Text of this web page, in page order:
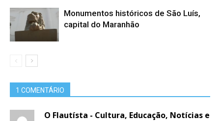
Monumentos históricos de São Luís,
capital do Maranhão
1 COMENTÁRIO
O Flautísta - Cultura, Educação, Notícias e